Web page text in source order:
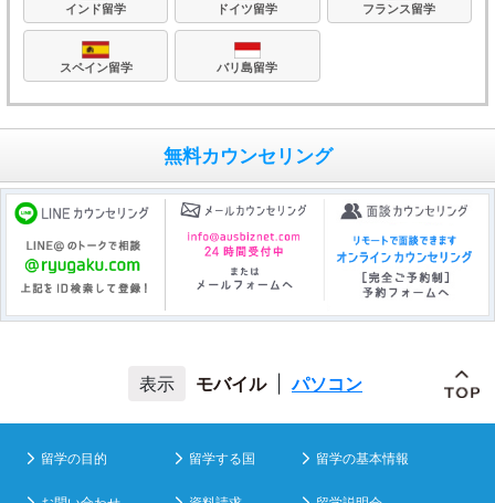
インド留学 ドイツ留学 フランス留学
スペイン留学 バリ島留学
無料カウンセリング
モバイル パソコン
留学の目的 留学する国 留学の基本情報